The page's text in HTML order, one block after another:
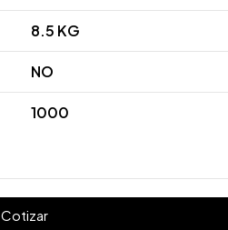
8.5 KG
NO
1000
Cotizar